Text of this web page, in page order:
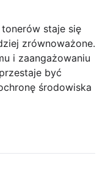
staje się
zrównoważone.
i zaangażowaniu
być
środowiska